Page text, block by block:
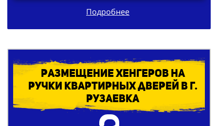
Подробнее
Размещение хенгеров на
ручки квартирных дверей в г.
Рузаевка